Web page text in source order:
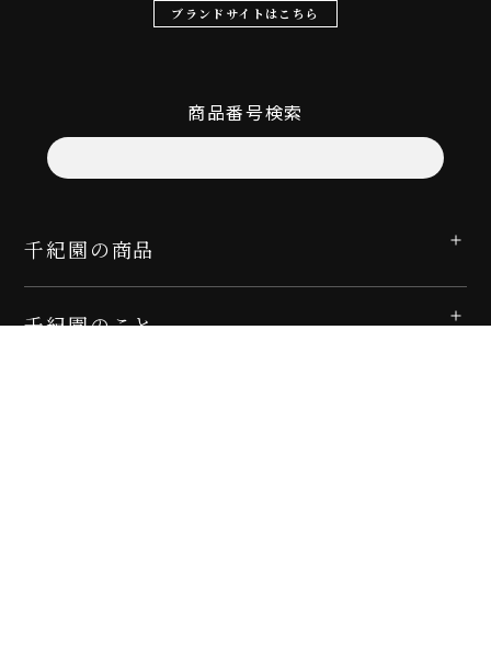
ブランドサイトはこちら
商品番号検索
千紀園の商品
千紀園のこと